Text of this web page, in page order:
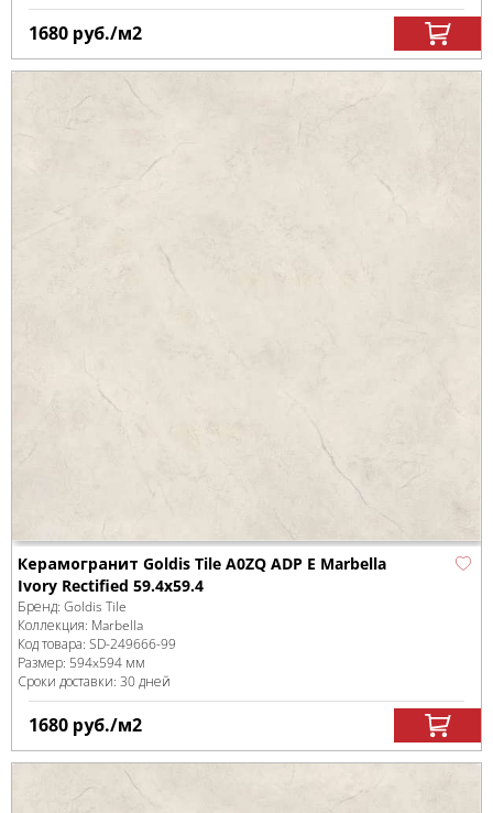
1680 руб./м2
Керамогранит Goldis Tile A0ZQ ADP E Marbella
Ivory Rectified 59.4x59.4
Бренд: Goldis Tile
Коллекция: Marbella
Код товара: SD-249666-99
Размер: 594x594 мм
Сроки доставки: 30 дней
1680 руб./м2